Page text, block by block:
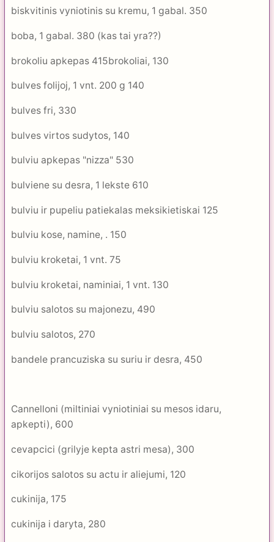
biskvitinis vyniotinis su kremu, 1 gabal. 350
boba, 1 gabal. 380 (kas tai yra??)
brokoliu apkepas 415brokoliai, 130
bulves folijoj, 1 vnt. 200 g 140
bulves fri, 330
bulves virtos sudytos, 140
bulviu apkepas "nizza" 530
bulviene su desra, 1 lekste 610
bulviu ir pupeliu patiekalas meksikietiskai 125
bulviu kose, namine, . 150
bulviu kroketai, 1 vnt. 75
bulviu kroketai, naminiai, 1 vnt. 130
bulviu salotos su majonezu, 490
bulviu salotos, 270
bandele prancuziska su suriu ir desra, 450
Cannelloni (miltiniai vyniotiniai su mesos idaru,
apkepti), 600
cevapcici (grilyje kepta astri mesa), 300
cikorijos salotos su actu ir aliejumi, 120
cukinija, 175
cukinija i daryta, 280